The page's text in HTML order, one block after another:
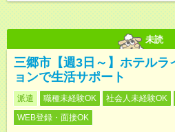
未読
三郷市【週3日～】ホテルラ
ョンで生活サポート
派遣 職種未経験OK 社会人未経験OK
WEB登録・面接OK